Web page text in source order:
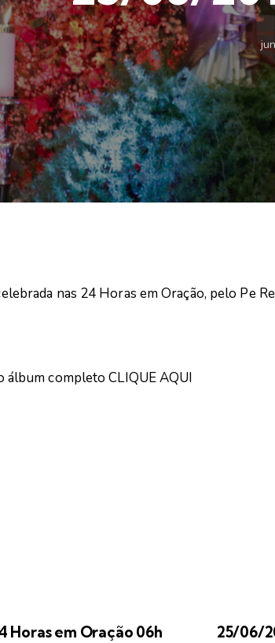
nas 24 Horas em Oração, pelo Pe
álbum completo CLIQUE AQUI
Horas em Oração 06h
25/06/